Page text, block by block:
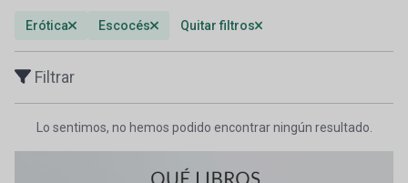
Erótica Escocés Quitar filtros
Filtrar
Lo sentimos, no hemos podido encontrar ningún resultado.